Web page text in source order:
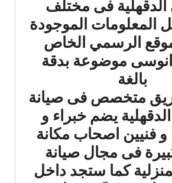
فى مختلف
المعلومات الموجودة
الرسمي الخاص
موضوعة بدقة
بالغة
متخصص فى صيانة
يضم خبراء و
فنيين اصحاب مكانة
فى مجال صيانة
كما ستجد داخل